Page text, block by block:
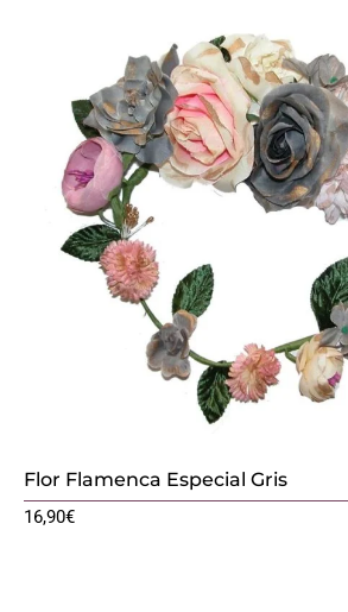
Flor Flamenca Especial Gris
16,90€